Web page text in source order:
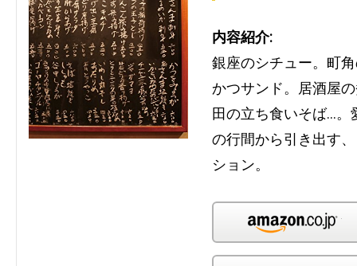
内容紹介:
銀座のシチュー。町
かつサンド。居酒屋
田の立ち食いそば…
の行間から引き出す
ション。